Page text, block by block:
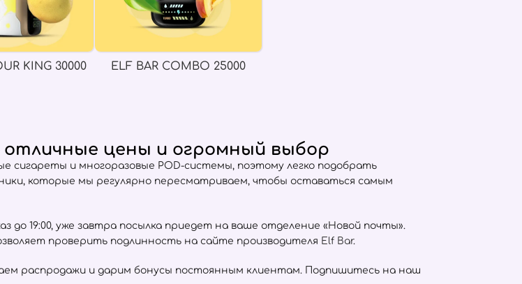
KING 30000 ELF BAR COMBO 25000
отличные цены и огромный выбор
сигареты и многоразовые POD-системы, поэтому легко подобрать
которые мы регулярно пересматриваем, чтобы оставаться самым
19:00, уже завтра посылка приедет на ваше отделение «Новой почты».
проверить подлинность на сайте производителя Elf Bar.
распродажи и дарим бонусы постоянным клиентам. Подпишитесь на наш